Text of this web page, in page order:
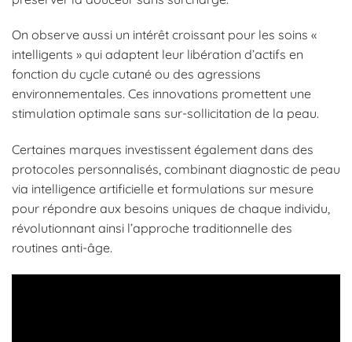
On observe aussi un intérêt croissant pour les soins «
intelligents » qui adaptent leur libération d’actifs en
fonction du cycle cutané ou des agressions
environnementales. Ces innovations promettent une
stimulation optimale sans sur-sollicitation de la peau.
Certaines marques investissent également dans des
protocoles personnalisés, combinant diagnostic de peau
via intelligence artificielle et formulations sur mesure
pour répondre aux besoins uniques de chaque individu,
révolutionnant ainsi l’approche traditionnelle des
routines anti-âge.